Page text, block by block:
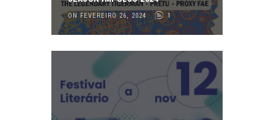
ON FEVEREIRO 26, 2024 1